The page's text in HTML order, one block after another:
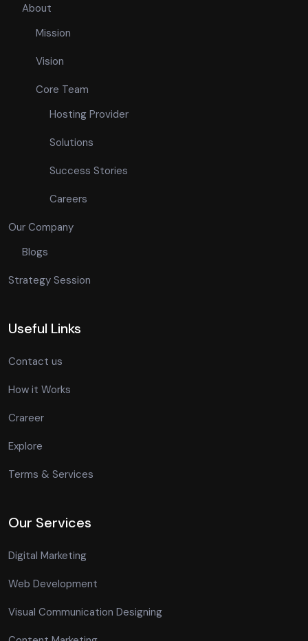
About
Mission
Vision
Core Team
Hosting Provider
Solutions
Success Stories
Careers
Our Company
Blogs
Strategy Session
Useful Links
Contact us
How it Works
Crareer
Explore
Terms & Services
Our Services
Digital Marketing
Web Development
Visual Communication Designing